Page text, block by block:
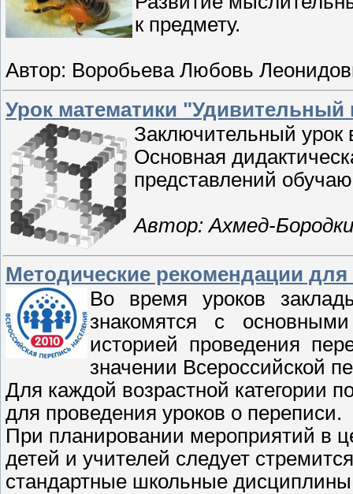
к предмету.
Автор: Воробьева Любовь
Урок математики "Удивительный
Заключительный урок
Основная
представлений
Автор: Ахмед-
Методические рекомендации
Во время уроков
знакомятся с
историей проведения
значении Всероссийской
Для каждой возрастной категории
для проведения уроков о переписи.
При планировании мероприятий в
детей и учителей следует
стандартные школьные